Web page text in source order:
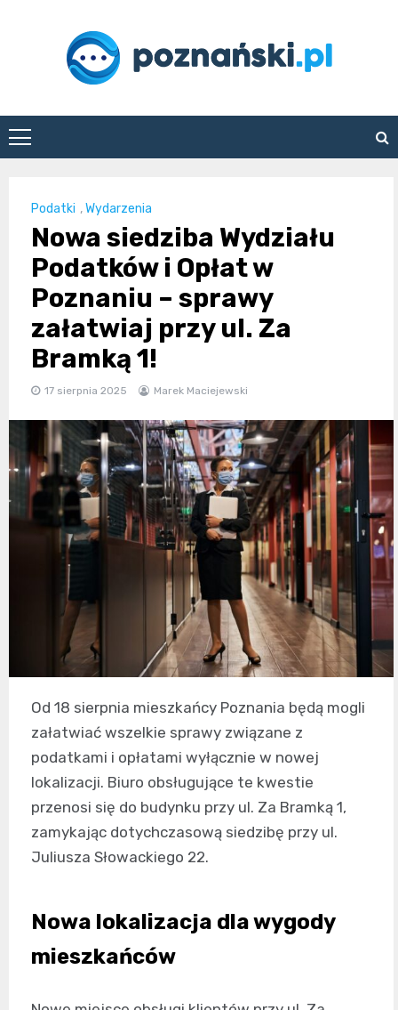
poznanski.pl
Podatki ,Wydarzenia
Nowa siedziba Wydziału
Podatków i Opłat w
Poznaniu – sprawy
załatwiaj przy ul. Za
Bramką 1!
17 sierpnia 2025 Marek Maciejewski
Od 18 sierpnia mieszkańcy Poznania będą mogli
załatwiać wszelkie sprawy związane z
podatkami i opłatami wyłącznie w nowej
lokalizacji. Biuro obsługujące te kwestie
przenosi się do budynku przy ul. Za Bramką 1,
zamykając dotychczasową siedzibę przy ul.
Juliusza Słowackiego 22.
Nowa lokalizacja dla wygody
mieszkańców